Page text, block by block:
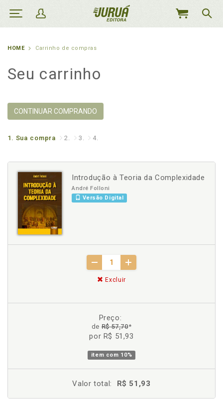
MEU
HOME Carrinho de compras
Seu carrinho
CONTINUAR COMPRANDO
1. Sua compra 2. 3. 4.
Introdução à Teoria da Complexidade
André Folloni
Versão Digital
Excluir
Preço:
deR$ 57,70*
por R$ 51,93
item com 10%
Valor total: R$ 51,93